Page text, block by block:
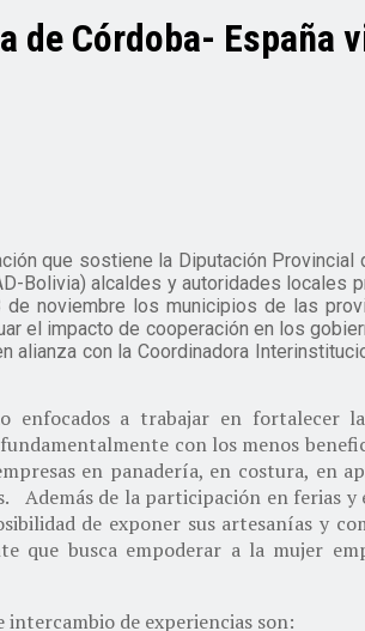
de Córdoba- España
que sostiene la Diputación Provincial
Bolivia) alcaldes y autoridades locales
noviembre los municipios de las
el impacto de cooperación en los
alianza con la Coordinadora
enfocados a trabajar en fortalecer
con los menos
en panadería, en costura, en
de la participación en ferias
de exponer sus artesanías y
que busca empoderar a la mujer
de experiencias son: